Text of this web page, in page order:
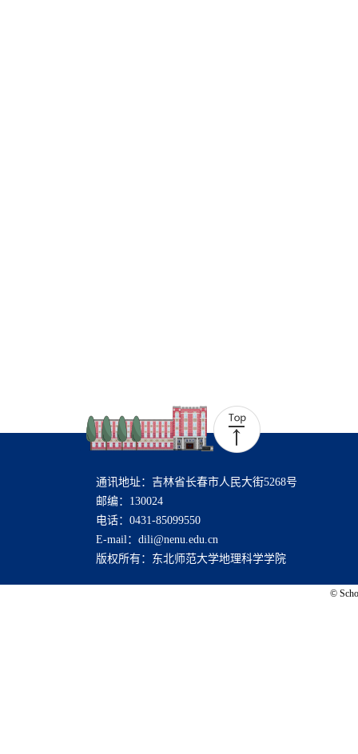
通讯地址：吉林省长春市人民大街5268号
邮编：130024
电话：0431-85099550
E-mail：dili@nenu.edu.cn
版权所有：东北师范大学地理科学学院
©